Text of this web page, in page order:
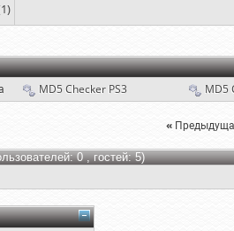
MD5 Checker PS3 MD5
«
0 , гостей: 5)